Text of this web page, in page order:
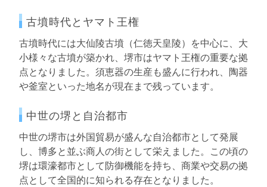
古墳時代とヤマト王権
古墳時代には大仙陵古墳（仁徳天皇陵）を中心に、大
小様々な古墳が築かれ、堺市はヤマト王権の重要な拠
点となりました。須恵器の生産も盛んに行われ、陶器
や釜室といった地名が現在まで残っています。
中世の堺と自治都市
中世の堺市は外国貿易が盛んな自治都市として発展
し、博多と並ぶ商人の街として栄えました。この頃の
堺は環濠都市として防御機能を持ち、商業や交易の拠
点として全国的に知られる存在となりました。